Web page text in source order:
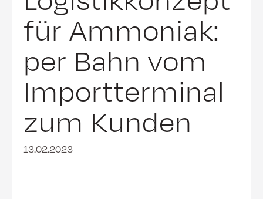
für Ammoniak:
per Bahn vom
Importterminal
zum Kunden
13.02.2023